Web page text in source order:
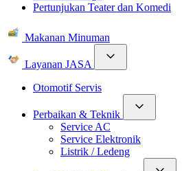
Pertunjukan Teater dan Komedi
Makanan Minuman
Layanan JASA
Otomotif Servis
Perbaikan & Teknik
Service AC
Service Elektronik
Listrik / Ledeng